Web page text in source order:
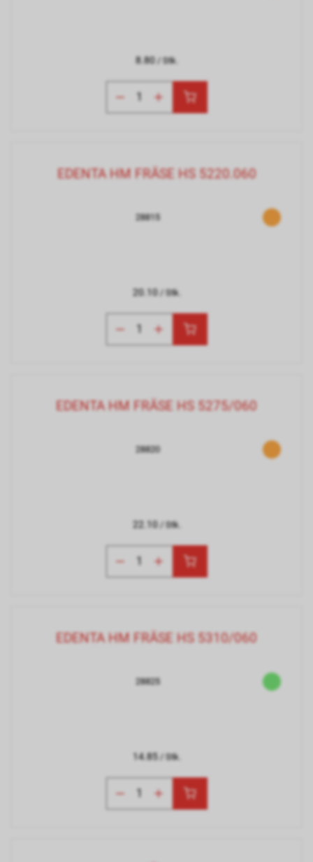
8.80/ Stk.
EDENTA HM FRÄSE HS 5220.060
28815
20.10/ Stk.
EDENTA HM FRÄSE HS 5275/060
28820
22.10/ Stk.
EDENTA HM FRÄSE HS 5310/060
28825
14.85/ Stk.